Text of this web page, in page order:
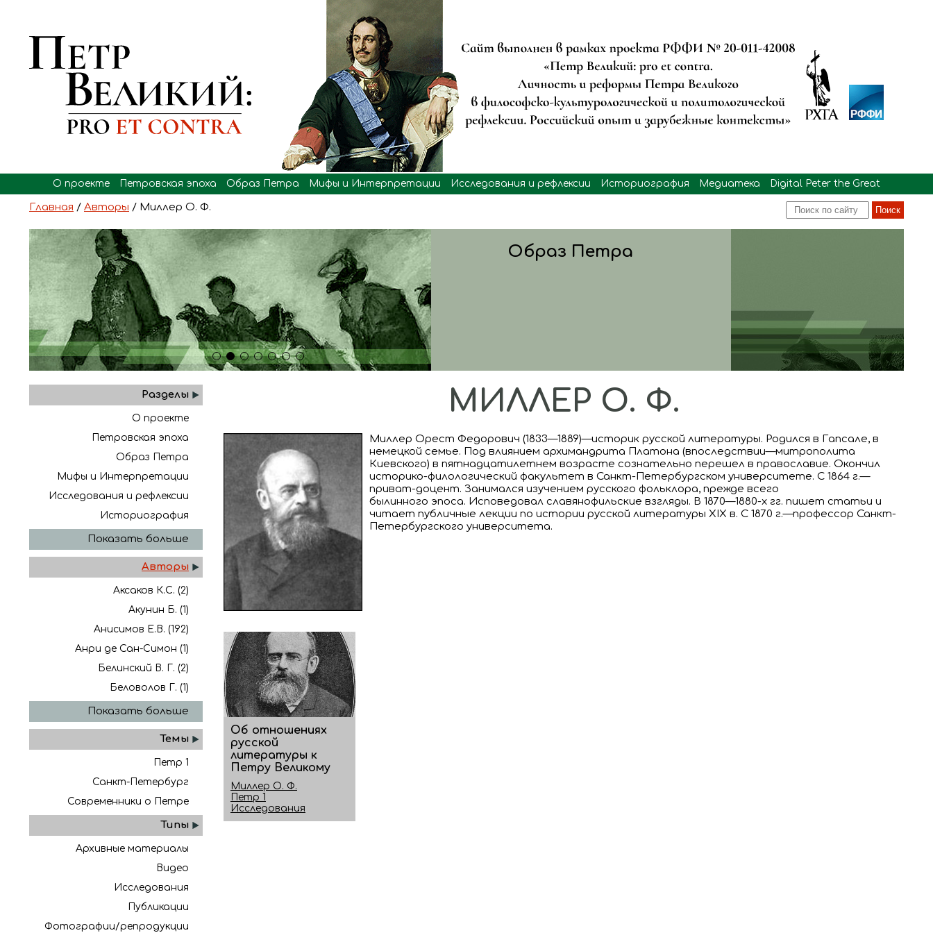
О проекте Петровская эпоха Образ Петра Мифы и Интерпретации Исследования и рефлексии Историография Медиатека Digital Peter the Great
Главная / Авторы / Миллер О. Ф.
Образ Петра
1 2 3 4 5 6 7
Разделы
О проекте
Петровская эпоха
Образ Петра
Мифы и Интерпретации
Исследования и рефлексии
Историография
Показать больше
Авторы
Аксаков К.С. (2)
Акунин Б. (1)
Анисимов Е.В. (192)
Анри де Сан-Симон (1)
Белинский В. Г. (2)
Беловолов Г. (1)
Показать больше
Темы
Петр 1
Санкт-Петербург
Современники о Петре
Типы
Архивные материалы
Видео
Исследования
Публикации
Фотографии/репродукции
МИЛЛЕР О. Ф.
Миллер Орест Федорович (1833—1889)—историк русской литературы. Родился в Гапсале, в
немецкой семье. Под влиянием архимандрита Платона (впоследствии—митрополита
Киевского) в пятнадцатилетнем возрасте сознательно перешел в православие. Окончил
историко-филологический факультет в Санкт-Петербургском университете. С 1864 г.—
приват-доцент. Занимался изучением русского фольклора, прежде всего
былинного эпоса. Исповедовал славянофильские взгляды. В 1870—1880-х гг. пишет статьи и
читает публичные лекции по истории русской литературы ХIХ в. С 1870 г.—профессор Санкт-
Петербургского университета.
Об отношениях
русской
литературы к
Петру Великому
Миллер О. Ф.
Петр 1
Исследования